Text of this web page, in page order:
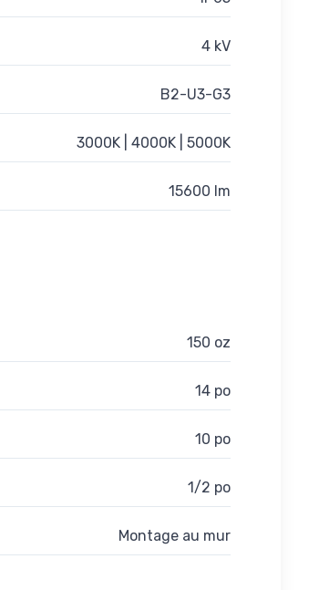
4 kV
B2-U3-G3
3000K | 4000K | 5000K
15600 lm
150 oz
14 po
10 po
1/2 po
Montage au mur